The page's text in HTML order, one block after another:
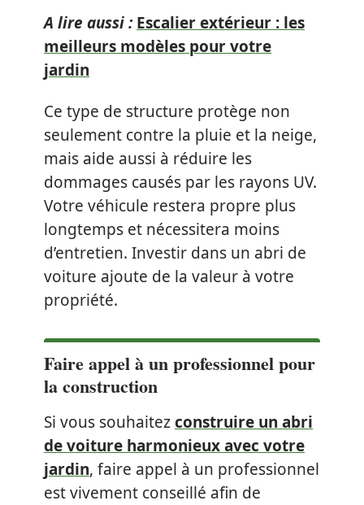
A lire aussi : Escalier extérieur : les
meilleurs modèles pour votre
jardin
Ce type de structure protège non
seulement contre la pluie et la neige,
mais aide aussi à réduire les
dommages causés par les rayons UV.
Votre véhicule restera propre plus
longtemps et nécessitera moins
d’entretien. Investir dans un abri de
voiture ajoute de la valeur à votre
propriété.
Faire appel à un professionnel pour
la construction
Si vous souhaitezconstruire un abri
de voiture harmonieux avec votre
jardin, faire appel à un professionnel
est vivement conseillé afin de